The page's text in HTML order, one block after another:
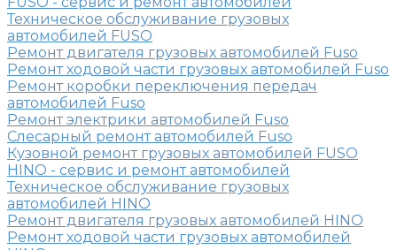
Техническое обслуживание грузовых
автомобилей FUSO
Ремонт двигателя грузовых автомобилей Fuso
Ремонт ходовой части грузовых автомобилей Fuso
Ремонт коробки переключения передач
автомобилей Fuso
Ремонт электрики автомобилей Fuso
Слесарный ремонт автомобилей Fuso
Кузовной ремонт грузовых автомобилей FUSO
HINO - сервис и ремонт автомобилей
Техническое обслуживание грузовых
автомобилей HINO
Ремонт двигателя грузовых автомобилей HINO
Ремонт ходовой части грузовых автомобилей